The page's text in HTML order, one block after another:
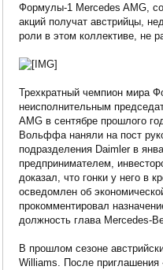
Формулы-1 Mercedes AMG,
акций получат австрийцы,
роли в этом коллективе, не
Трехкратный чемпион мира
неисполнительным
AMG в сентябре прошлого
Вольффа наняли на пост
подразделения Daimler в
предпринимателем,
доказал, что гонки у него в
осведомлен об
прокомментировал
должность глава Mercedes-
В прошлом сезоне
Williams. После